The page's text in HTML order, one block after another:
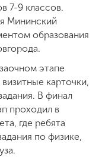
7-9 классов.
Мининский
образования
этапе
карточки,
В финал
проходил в
где ребята
по физике,